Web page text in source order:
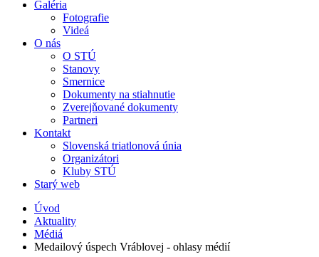
Galéria
Fotografie
Videá
O nás
O STÚ
Stanovy
Smernice
Dokumenty na stiahnutie
Zverejňované dokumenty
Partneri
Kontakt
Slovenská triatlonová únia
Organizátori
Kluby STÚ
Starý web
Úvod
Aktuality
Médiá
Medailový úspech Vráblovej - ohlasy médií